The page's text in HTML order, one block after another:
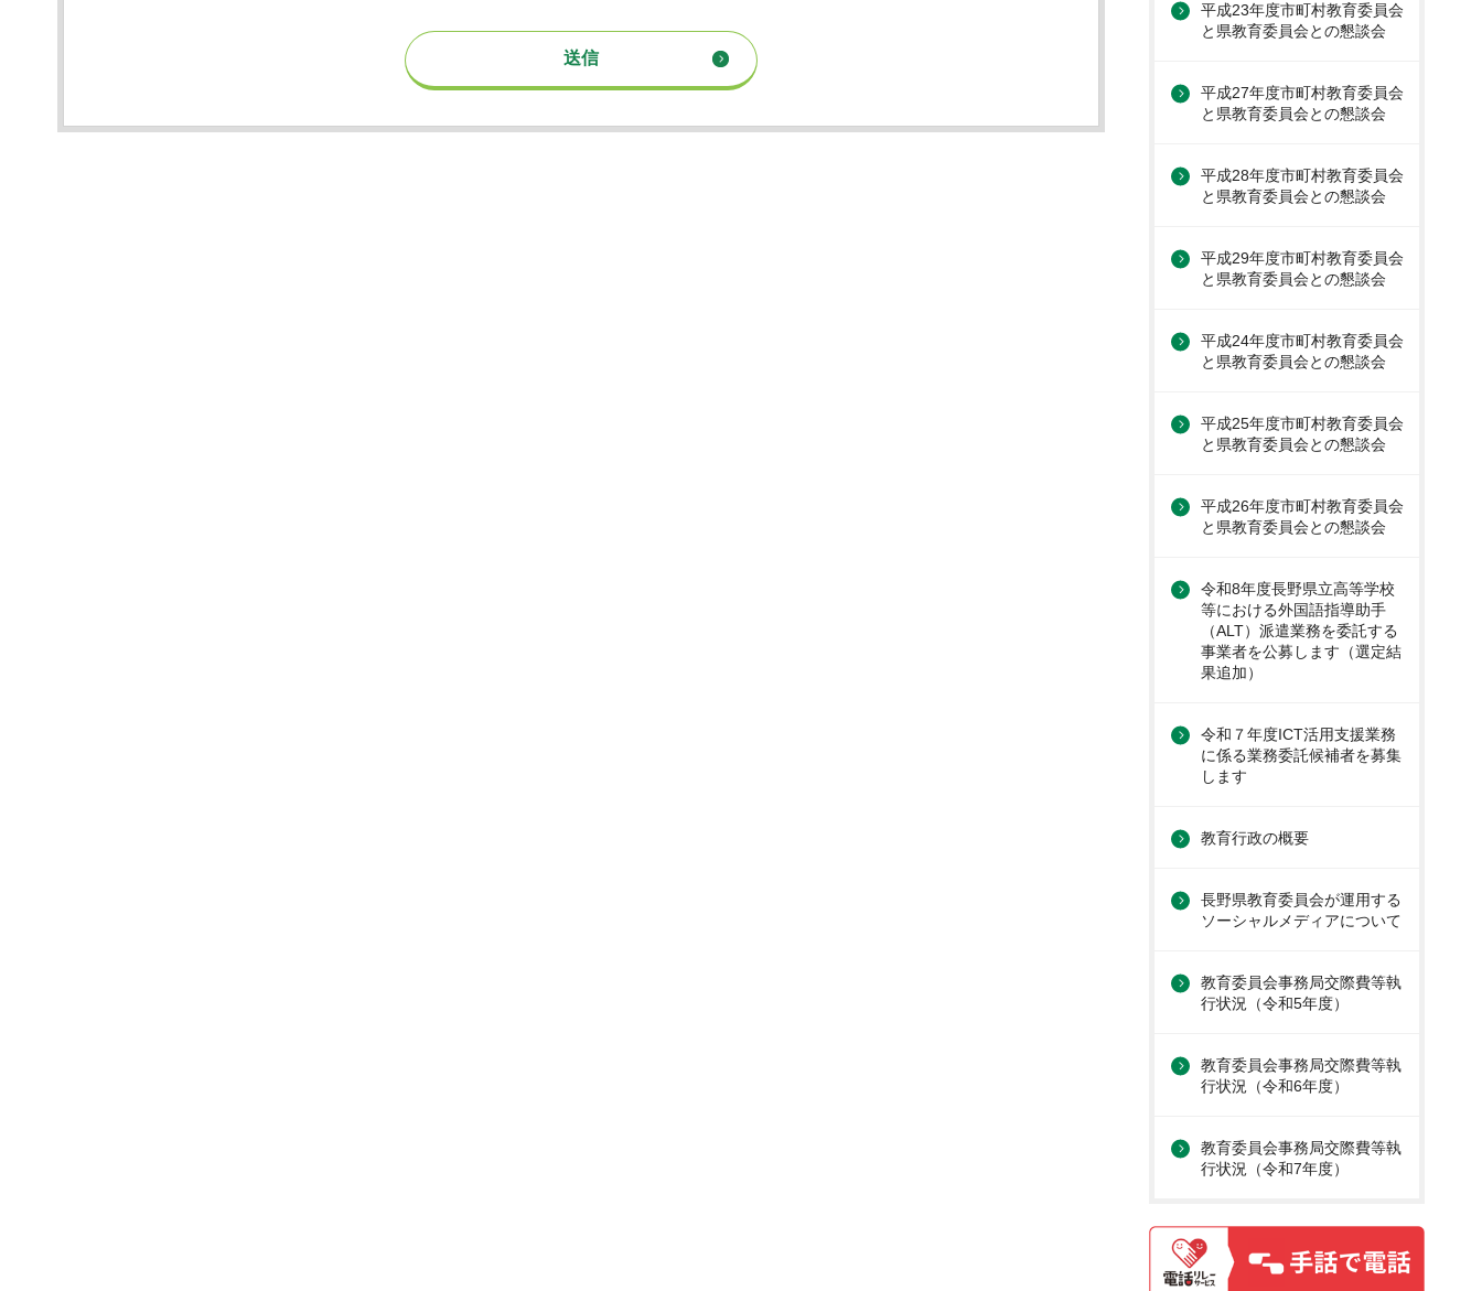
平成23年度市町村教育委員会
と県教育委員会との懇談会
平成27年度市町村教育委員会
と県教育委員会との懇談会
平成28年度市町村教育委員会
と県教育委員会との懇談会
平成29年度市町村教育委員会
と県教育委員会との懇談会
平成24年度市町村教育委員会
と県教育委員会との懇談会
平成25年度市町村教育委員会
と県教育委員会との懇談会
平成26年度市町村教育委員会
と県教育委員会との懇談会
令和8年度長野県立高等学校
等における外国語指導助手
（ALT）派遣業務を委託する
事業者を公募します（選定結
果追加）
令和７年度ICT活用支援業務
に係る業務委託候補者を募集
します
教育行政の概要
長野県教育委員会が運用する
ソーシャルメディアについて
教育委員会事務局交際費等執
行状況（令和5年度）
教育委員会事務局交際費等執
行状況（令和6年度）
教育委員会事務局交際費等執
行状況（令和7年度）